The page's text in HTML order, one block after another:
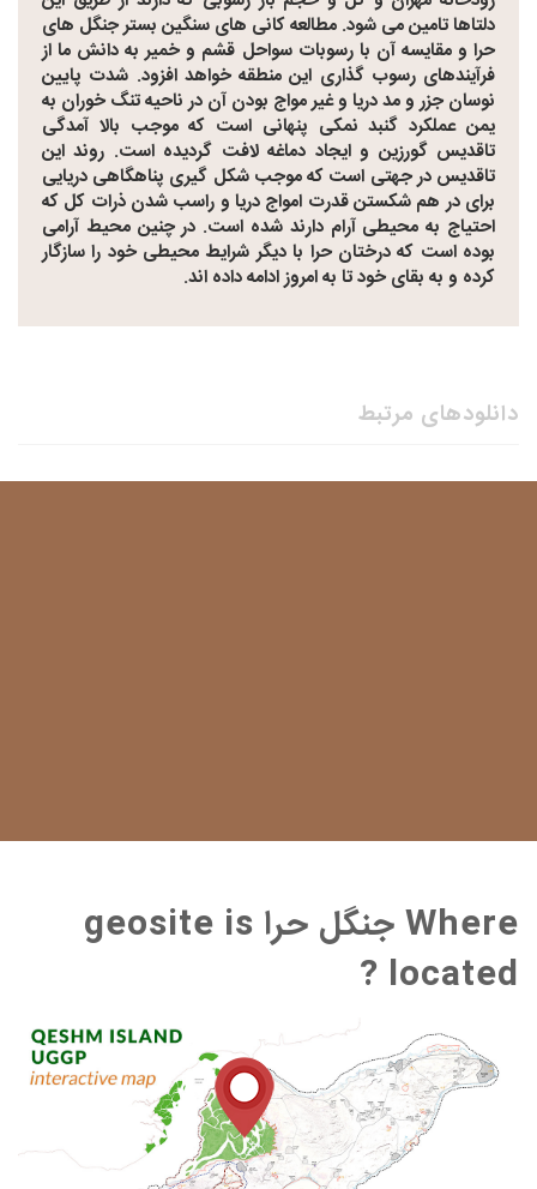
دلتاها تامین می شود. مطالعه کانی های سنگین بستر جنگل های
حرا و مقایسه آن با رسوبات سواحل قشم و خمیر به دانش ما از
فرآیندهای رسوب گذاری این منطقه خواهد افزود. شدت پایین
نوسان جزر و مد دریا و غیر مواج بودن آن در ناحیه تنگ خوران به
یمن عملکرد گنبد نمکی پنهانی است که موجب بالا آمدگی
تاقدیس گورزین و ایجاد دماغه لافت گردیده است. روند این
تاقدیس در جهتی است که موجب شکل گیری پناهگاهی دریایی
برای در هم شکستن قدرت امواج دریا و راسب شدن ذرات کل که
احتیاج به محیطی آرام دارند شده است. در چنین محیط آرامی
بوده است که درختان حرا با دیگر شرایط محیطی خود را سازگار
کرده و به بقای خود تا به امروز ادامه داده اند.
دانلودهای مرتبط
Where جنگل حرا geosite is
located ?